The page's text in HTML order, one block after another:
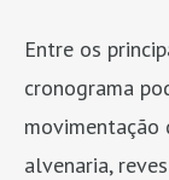
Entre os
cronograma
movimentação
alvenaria,